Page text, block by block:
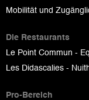
Mobilität und
Die Restaurants
Le Point Commun -
Les Didascalies -
Pro-Bereich